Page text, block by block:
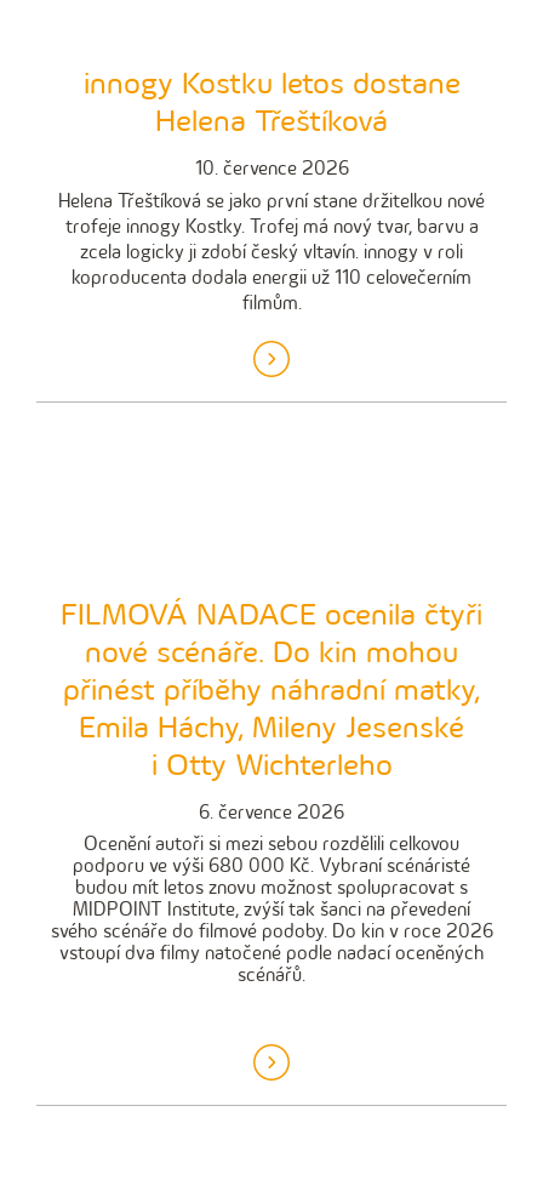
innogy Kostku letos dostane
Helena Třeštíková
10. července 2026
Helena Třeštíková se jako první stane držitelkou nové
trofeje innogy Kostky. Trofej má nový tvar, barvu a
zcela logicky ji zdobí český vltavín. innogy v roli
koproducenta dodala energii už 110 celovečerním
filmům.
FILMOVÁ NADACE ocenila čtyři
nové scénáře. Do kin mohou
přinést příběhy náhradní matky,
Emila Háchy, Mileny Jesenské
i Otty Wichterleho
6. července 2026
Ocenění autoři si mezi sebou rozdělili celkovou
podporu ve výši 680 000 Kč. Vybraní scénáristé
budou mít letos znovu možnost spolupracovat s
MIDPOINT Institute, zvýší tak šanci na převedení
svého scénáře do filmové podoby. Do kin v roce 2026
vstoupí dva filmy natočené podle nadací oceněných
scénářů.